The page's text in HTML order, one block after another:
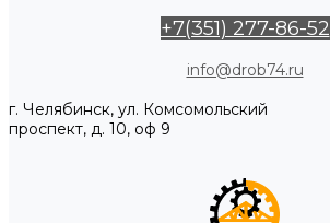
+7(351) 277-86-52
info@drob74.ru
г. Челябинск, ул. Комсомольский
проспект, д. 10, оф 9